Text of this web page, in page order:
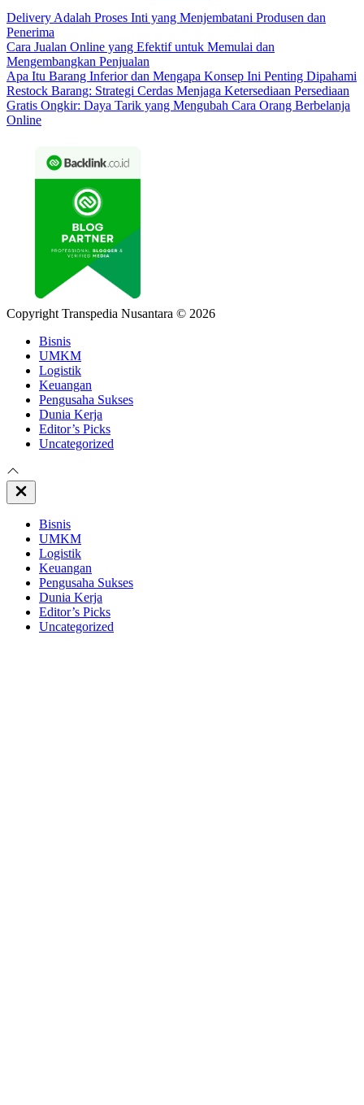
Delivery Adalah Proses Inti yang Menjembatani Produsen dan
Penerima
Cara Jualan Online yang Efektif untuk Memulai dan
Mengembangkan Penjualan
Apa Itu Barang Inferior dan Mengapa Konsep Ini Penting Dipahami
Restock Barang: Strategi Cerdas Menjaga Ketersediaan Persediaan
Gratis Ongkir: Daya Tarik yang Mengubah Cara Orang Berbelanja
Online
Copyright Transpedia Nusantara © 2026
Bisnis
UMKM
Logistik
Keuangan
Pengusaha Sukses
Dunia Kerja
Editor’s Picks
Uncategorized
Close
Off
Bisnis
UMKM
Logistik
Keuangan
Pengusaha Sukses
Dunia Kerja
Editor’s Picks
Uncategorized